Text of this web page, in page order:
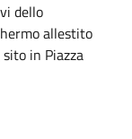
dello
allestito
sito in Piazza